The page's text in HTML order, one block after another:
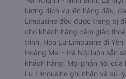
lượng dịch vụ lên hàng đầu,
Limousine đều được trang bị
cho khách hàng cảm giác
trình. Hoa Lư Limousine đi
Hoàng Mai - Hà Nội luôn sẵn
khách hàng. Mọi phản hồi
Lư Limousine ghi nhận và xử